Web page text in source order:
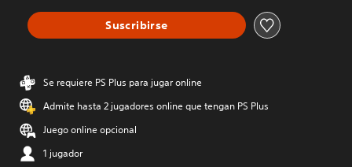
Suscribirse
Se requiere PS Plus para jugar online
Admite hasta 2 jugadores online que tengan PS Plus
Juego online opcional
1 jugador